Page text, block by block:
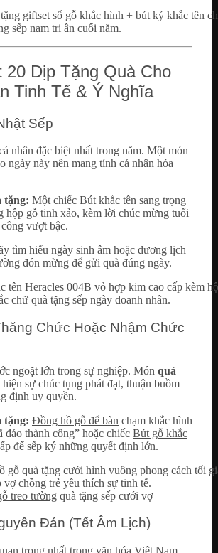
sếp nam tri ân cuối năm.
20 Dịp Tặng Quà Cho
Tinh Tế & Ý Nghĩa
Sếp
nhân đặc biệt nhất trong năm. Một món
ngày này nên mang tính cá nhân hóa
tặng: Một chiếc Bút khắc tên sang trọng
hộp gỗ tinh xảo, kèm lời chúc mừng tuổi
vượt bậc.
tìm hiểu ngày sinh âm hoặc dương lịch
đón mừng để gửi quà đúng ngày.
chữ quà tặng sếp ngày doanh nhân.
Chức Hoặc Nhậm Chức
ngoặt lớn trong sự nghiệp. Món quà
hiện sự chúc tụng phát đạt, thuận buồm
định uy quyền.
tặng: Đồng hồ gỗ để bàn chạm khắc hình
đáo thành công” hoặc chiếc Bút gỗ khắc
để sếp ký những quyết định lớn.
treo tường quà tặng sếp cưới vợ
Đán (Tết Âm Lịch)